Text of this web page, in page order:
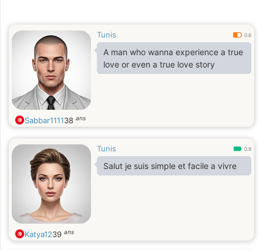
Tunis 0.6
A man who wanna experience a true
love or even a true love story
Sabbar111138 ans
Tunis 0.9
Salut je suis simple et facile a vivre
Katya1239 ans